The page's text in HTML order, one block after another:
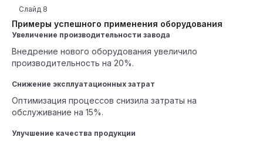
Примеры успешного применения оборудования
Слайд 8
Увеличение производительности завода
Внедрение нового оборудования увеличило
производительность на 20%.
Снижение эксплуатационных затрат
Оптимизация процессов снизила затраты на
обслуживание на 15%.
Улучшение качества продукции